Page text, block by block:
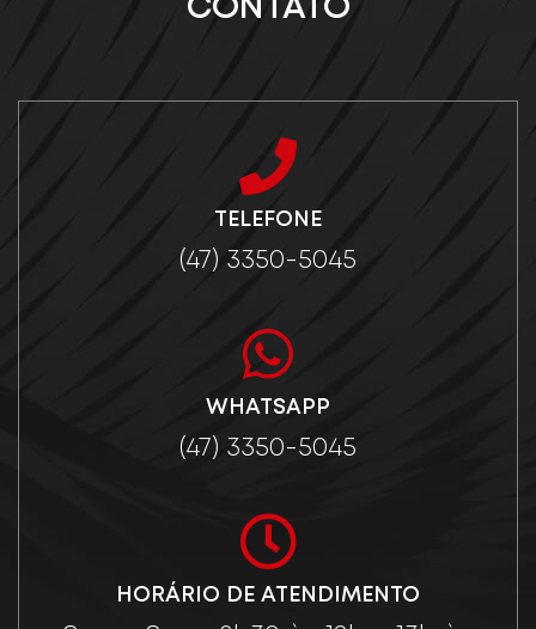
CONTATO
TELEFONE
(47) 3350-5045
WHATSAPP
(47) 3350-5045
HORÁRIO DE ATENDIMENTO